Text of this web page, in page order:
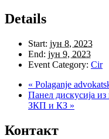
Details
Start: јун 8, 2023
End: јун 9, 2023
Event Category: Cir
« Polaganje
Панел дискусија
ЗКП и КЗ »
Контакт